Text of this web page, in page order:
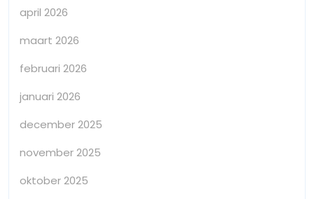
april 2026
maart 2026
februari 2026
januari 2026
december 2025
november 2025
oktober 2025